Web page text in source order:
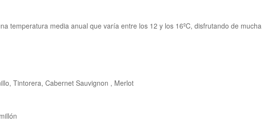
temperatura media anual que varía entre los 12 y los 16ºC, disfrutando de mucha
Tintorera, Cabernet Sauvignon , Merlot